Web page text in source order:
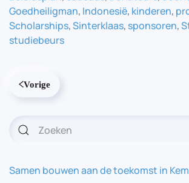
Goedheiligman, Indonesië, kinderen,
Scholarships,Sinterklaas, sponsoren,
studiebeurs
Vorige
Samen bouwen aan de toekomst in